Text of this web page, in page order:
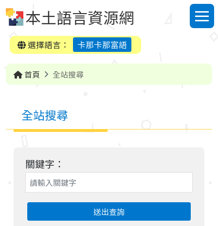
本土語言資源網
選單
選擇語言：
卡那卡那富語
首頁 全站搜尋
全站搜尋
關鍵字：
送出查詢